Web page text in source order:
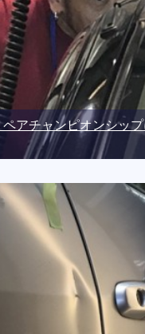
ペアチャンピオンシッ